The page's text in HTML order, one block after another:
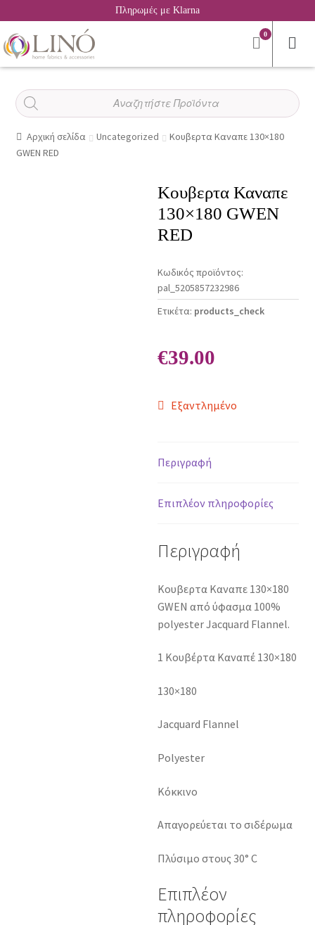
Πληρωμές με Klarna
0
Αναζήτηση
προϊόντων
Αρχική σελίδα Uncategorized
Κουβερτα Καναπε 130×180
GWEN RED
Κουβερτα Καναπε
130×180 GWEN
RED
Κωδικός προϊόντος:
pal_5205857232986
Ετικέτα: products_check
€39.00
Εξαντλημένο
Περιγραφή
Επιπλέον πληροφορίες
Περιγραφή
Κουβερτα Καναπε 130×180
GWEN από ύφασμα 100%
polyester Jacquard Flannel.
1 Κουβέρτα Καναπέ 130×180
130×180
Jacquard Flannel
Polyester
Κόκκινο
Απαγορεύεται το σιδέρωμα
Πλύσιμο στους 30° C
Επιπλέον
πληροφορίες